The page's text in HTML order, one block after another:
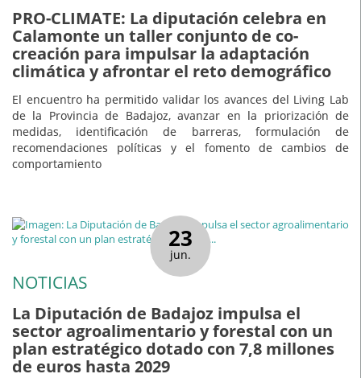
PRO-CLIMATE: La diputación celebra en
Calamonte un taller conjunto de co-
creación para impulsar la adaptación
climática y afrontar el reto demográfico
El encuentro ha permitido validar los avances del Living Lab
de la Provincia de Badajoz, avanzar en la priorización de
medidas, identificación de barreras, formulación de
recomendaciones políticas y el fomento de cambios de
comportamiento
23
jun.
NOTICIAS
La Diputación de Badajoz impulsa el
sector agroalimentario y forestal con un
plan estratégico dotado con 7,8 millones
de euros hasta 2029